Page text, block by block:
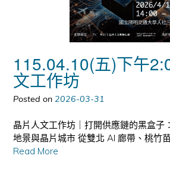
115.04.10(五)下午
文工作坊
Posted on 2026-03-31
晶片人文工作坊｜打開供應鏈的黑盒子
地景與晶片城市 從雙北 AI 廊帶、桃竹
Read More